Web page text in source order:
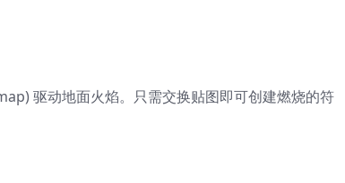
驱动地面火焰。只需交换贴图即可创建燃烧的符